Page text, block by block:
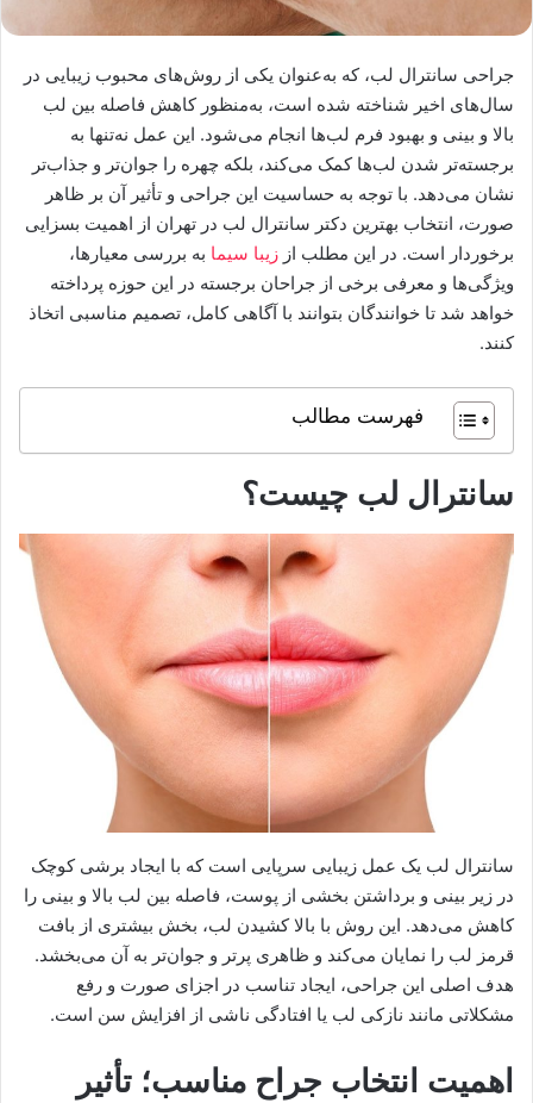
جراحی سانترال لب، که به‌عنوان یکی از روش‌های محبوب زیبایی در
سال‌های اخیر شناخته شده است، به‌منظور کاهش فاصله بین لب
بالا و بینی و بهبود فرم لب‌ها انجام می‌شود. این عمل نه‌تنها به
برجسته‌تر شدن لب‌ها کمک می‌کند، بلکه چهره را جوان‌تر و جذاب‌تر
نشان می‌دهد. با توجه به حساسیت این جراحی و تأثیر آن بر ظاهر
صورت، انتخاب بهترین دکتر سانترال لب در تهران از اهمیت بسزایی
برخوردار است. در این مطلب از زیبا سیما به بررسی معیارها،
ویژگی‌ها و معرفی برخی از جراحان برجسته در این حوزه پرداخته
خواهد شد تا خوانندگان بتوانند با آگاهی کامل، تصمیم مناسبی اتخاذ
کنند.
فهرست مطالب
سانترال لب چیست؟
سانترال لب یک عمل زیبایی سرپایی است که با ایجاد برشی کوچک
در زیر بینی و برداشتن بخشی از پوست، فاصله بین لب بالا و بینی را
کاهش می‌دهد. این روش با بالا کشیدن لب، بخش بیشتری از بافت
قرمز لب را نمایان می‌کند و ظاهری پرتر و جوان‌تر به آن می‌بخشد.
هدف اصلی این جراحی، ایجاد تناسب در اجزای صورت و رفع
مشکلاتی مانند نازکی لب یا افتادگی ناشی از افزایش سن است.
اهمیت انتخاب جراح مناسب؛ تأثیر